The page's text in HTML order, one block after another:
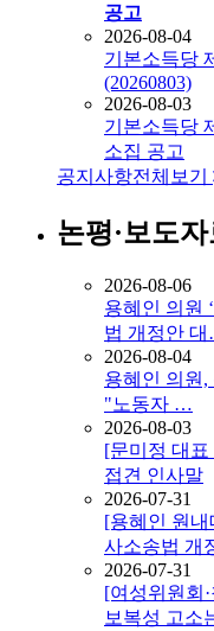
공고
2026-08-04
기본소득당
(20260803)
2026-08-03
기본소득당
소집 공고
공지사항전체보기
논평·보도자
2026-08-06
용혜인 의원
법 개정안
2026-08-04
용혜인 의원
"노동자 …
2026-08-03
[문미정 대
접견 인사말
2026-07-31
[용혜인 원
사소송법 개
2026-07-31
[여성위원회
보복성 고소